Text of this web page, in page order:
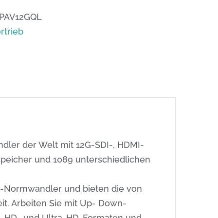
der Welt mit 12G-SDI-, HDMI-
und 1089 unterschiedlichen
Normwandler und bieten die von
Arbeiten Sie mit Up- Down-